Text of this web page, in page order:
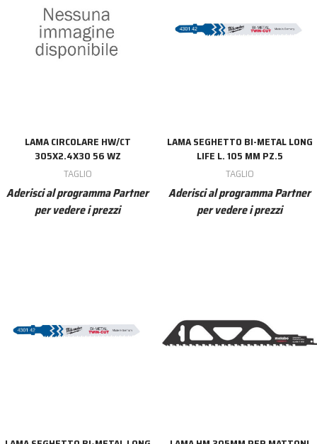
LAMA CIRCOLARE HW/CT
305X2.4X30 56 WZ
TAGLIO
Aderisci al programma Partner
per vedere i prezzi
LAMA SEGHETTO BI-METAL LONG
LIFE L. 105 MM PZ.5
TAGLIO
Aderisci al programma Partner
per vedere i prezzi